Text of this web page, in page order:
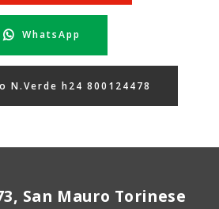
WhatsApp
N.Verde h24 800124478
San Mauro Torinese